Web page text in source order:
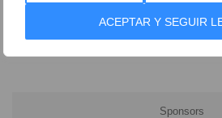
ACEPTAR Y SEGUIR